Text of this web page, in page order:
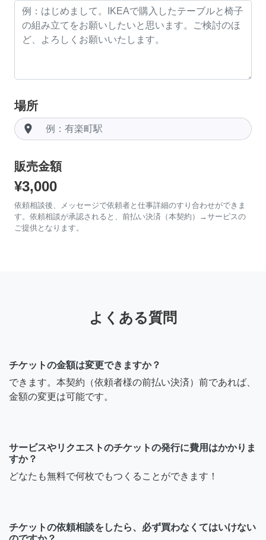
場所
room
販売金額
¥3,000
依頼相談後、メッセージで依頼者と仕事詳細のすり合わせができま
す。依頼相談が承認されると、前払い決済（本契約）→サービスの
ご提供となります。
よくある質問
チケットの金額は変更できますか？
できます。本契約（依頼者様の前払い決済）前であれば、
金額の変更は可能です。
サービスやリクエストのチケットの発行に費用はかかりま
すか？
どなたも無料で何枚でもつくることができます！
チケットの依頼相談をしたら、必ず買わなくてはいけない